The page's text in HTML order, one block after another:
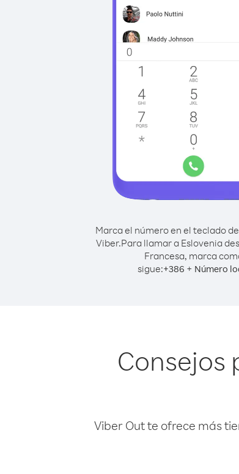
Marca el número en el teclado
Viber.Para llamar a Eslovenia
Francesa, marca
sigue:+386 + Número
Consejos
Viber Out te ofrece más